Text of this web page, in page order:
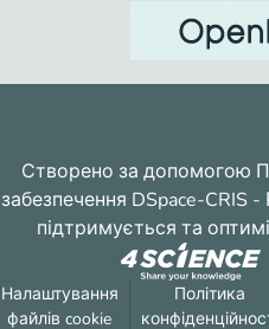
Створено за допомогою
забезпечення DSpace-CRIS -
підтримується та
Налаштування
файлів cookie
Політика